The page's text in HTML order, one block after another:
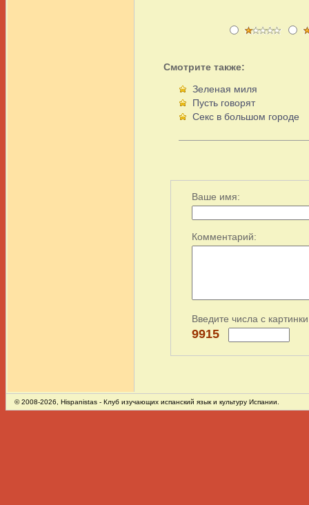
Смотрите также:
Зеленая миля
Пусть говорят
Секс в большом городе
Ваше имя:
Комментарий:
Введите числа с
9915
© 2008-2026, Hispanistas - Клуб изучающих испанский язык и культуру Испании.